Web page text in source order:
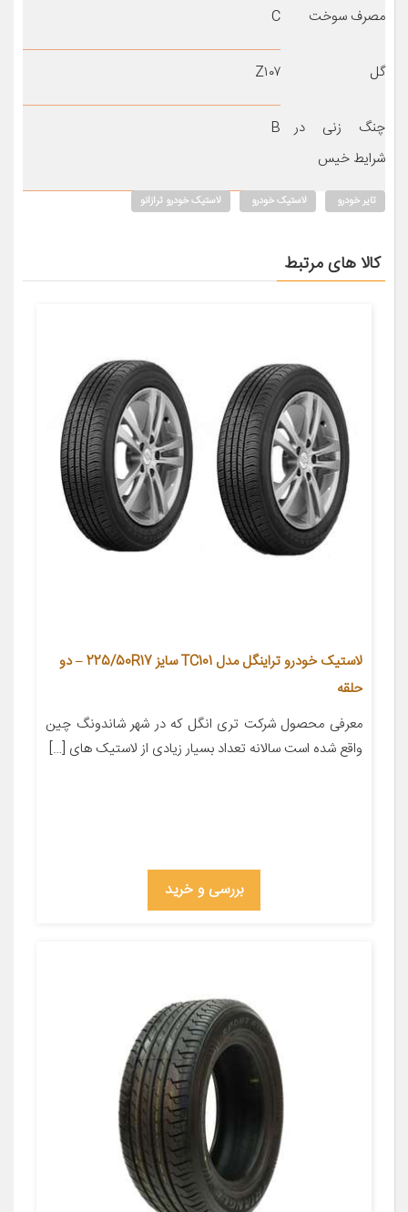
مصرف سوخت C
گل Z۱۰۷
چنگ زنی در
شرایط خیس
B
تایر خودرو لاستیک خودرو لاستیک خودرو ترازانو
کالا های مرتبط
لاستیک خودرو تراینگل مدل TC101 سایز 225/50R17 – دو
حلقه
معرفی محصول شرکت تری انگل که در شهر شاندونگ چین
واقع شده است سالانه تعداد بسیار زیادی از لاستیک های […]
بررسی و خرید